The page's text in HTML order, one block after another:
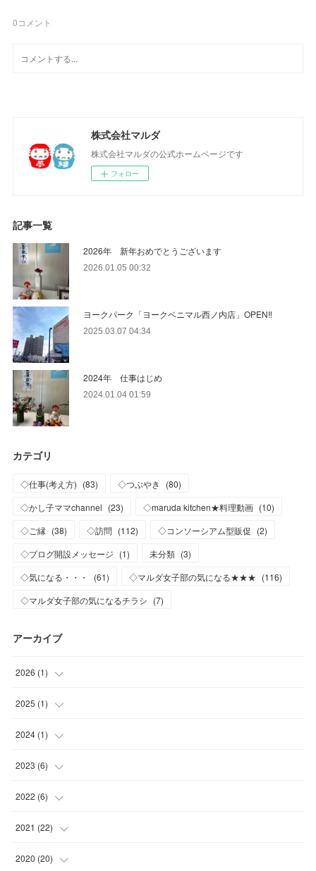
0コメント
株式会社マルダ
株式会社マルダの公式ホームページです
フォロー
記事一覧
2026年 新年おめでとうございます
2026.01.05 00:32
ヨークパーク「ヨークベニマル西ノ内店」OPEN‼
2025.03.07 04:34
2024年 仕事はじめ
2024.01.04 01:59
カテゴリ
◇仕事(考え方) (83) ◇つぶやき (80)
◇かし子ママchannel (23) ◇maruda kitchen★料理動画 (10)
◇ご縁 (38) ◇訪問 (112) ◇コンソーシアム型販促 (2)
◇ブログ開設メッセージ (1) 未分類 (3)
◇気になる・・・
(61) ◇マルダ女子部の気になる★★★ (116)
◇マルダ女子部の気になるチラシ (7)
アーカイブ
2026 (1)
( )
2025 (1)
( )
2024 (1)
( )
2023 (6)
( )
(2
(3
2022 (6)
(2
(1
2021 (22)
(1
2020 (20)